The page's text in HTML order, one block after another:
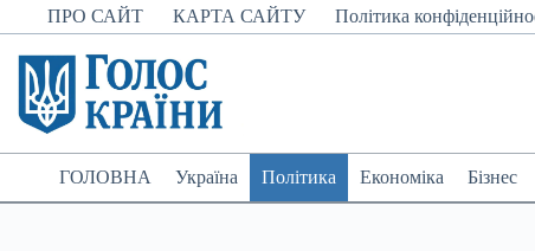
Перейти
до
вмісту
ПРО САЙТ КАРТА САЙТУ Політика
ГОЛОВНА Україна Політика Економіка Бізнес